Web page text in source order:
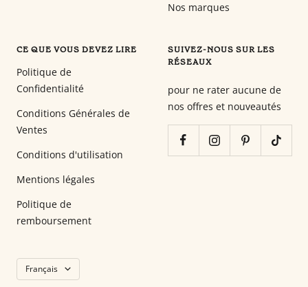
Nos marques
CE QUE VOUS DEVEZ LIRE
Politique de
Confidentialité
Conditions Générales de
Ventes
Conditions d'utilisation
Mentions légales
Politique de
remboursement
SUIVEZ-NOUS SUR LES
RÉSEAUX
pour ne rater aucune de
nos offres et nouveautés
Langue
Français